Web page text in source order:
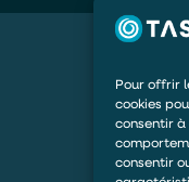
Pour offrir
cookies
consentir à
consentir